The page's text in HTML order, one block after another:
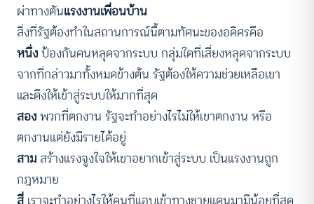
ผ่าทางตันแรงงานเพื่อนบ้าน
สิ่งที่รัฐต้องทำในสถานการณ์นี้ตามทัศนะของอดิศรคือ
หนึ่งป้องกันคนหลุดจากระบบ กลุ่มใดที่เสี่ยงหลุดจากระบบ
จากที่กล่าวมาทั้งหมดข้างต้น รัฐต้องให้ความช่วยเหลือเขา
และดึงให้เข้าสู่ระบบให้มากที่สุด
สองพวกที่ตกงาน รัฐจะทำอย่างไรไม่ให้เขาตกงาน หรือ
ตกงานแต่ยังมีรายได้อยู่
สาม สร้างแรงจูงใจให้เขาอยากเข้าสู่ระบบ เป็นแรงงานถูก
กฎหมาย